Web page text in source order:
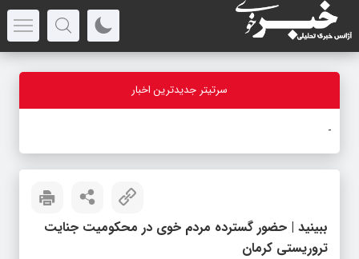
سرتیتر جدیدترین اخبار
باز
ببینید | حضور گسترده مردم خوی در محکومیت جنایت
تروریستی کرمان